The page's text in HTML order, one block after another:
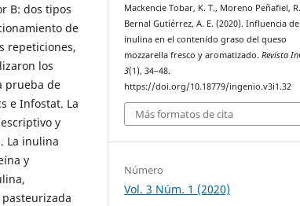
B: dos tipos
de
repeticiones,
los
prueba de
e Infostat. La
y
La inulina
y
Mackencie Tobar, K. T., Moreno Peñafiel,
Bernal Gutiérrez, A. E. (2020). Influencia
inulina en el contenido graso del queso
mozzarella fresco y aromatizado.Revista
3(1), 34–48.
https://doi.org/10.18779/ingenio.v3i1.32
Más formatos de cita
Número
Vol. 3 Núm. 1 (2020)